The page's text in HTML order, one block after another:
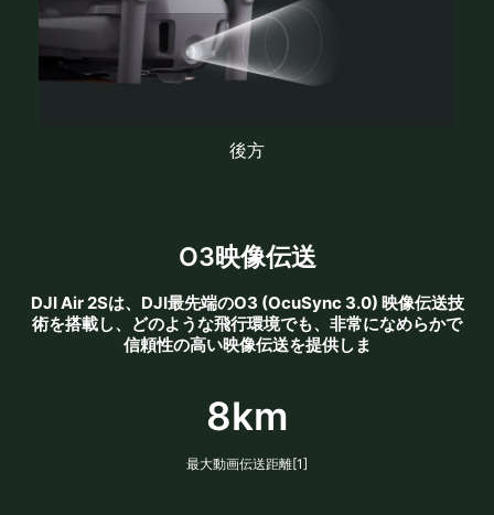
後方
O3映像伝送
DJI Air 2Sは、DJI最先端のO3 (OcuSync 3.0) 映像伝送技
術を搭載し、どのような飛行環境でも、非常になめらかで
信頼性の高い映像伝送を提供しま
8km
最大動画伝送距離[1]